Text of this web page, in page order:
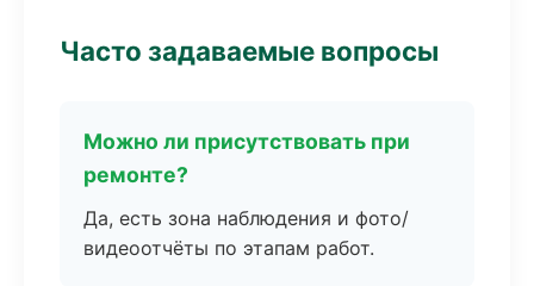
Часто задаваемые вопросы
Можно ли присутствовать при
ремонте?
Да, есть зона наблюдения и фото/
видеоотчёты по этапам работ.